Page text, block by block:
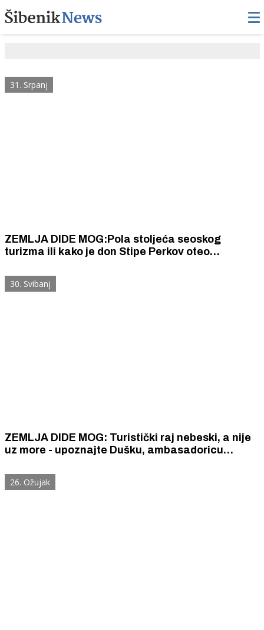
31. Srpanj
ZEMLJA DIDE MOG:Pola stoljeća seoskog
turizma ili kako je don Stipe Perkov oteo
30. Svibanj
ZEMLJA DIDE MOG: Turistički raj nebeski, a nije
uz more - upoznajte Dušku, ambasadoricu
26. Ožujak